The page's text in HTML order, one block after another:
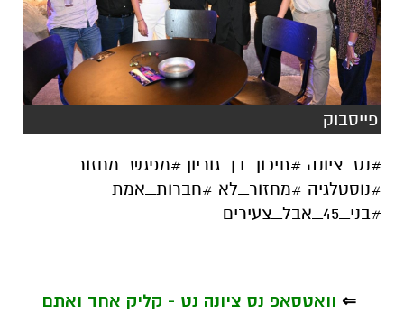
פייסבוק
#נס_ציונה #תיכון_בן_גוריון #מפגש_מחזור
#נוסטלגיה #מחזור_לא #חברות_אמת
#בני_45_אבל_צעירים
⇐ וואטסאפ נס ציונה נט - קליק אחד ואתם